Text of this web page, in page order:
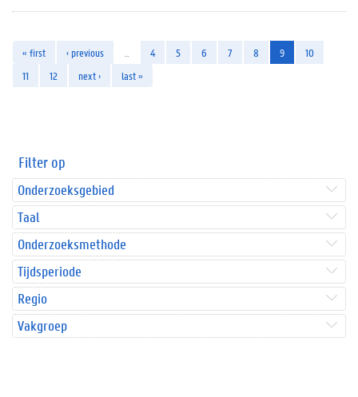
« first ‹ previous 4 5 6 7 8 9
10
11
12 next › last »
Filter op
Onderzoeksgebied
Taal
Onderzoeksmethode
Tijdsperiode
Regio
Vakgroep